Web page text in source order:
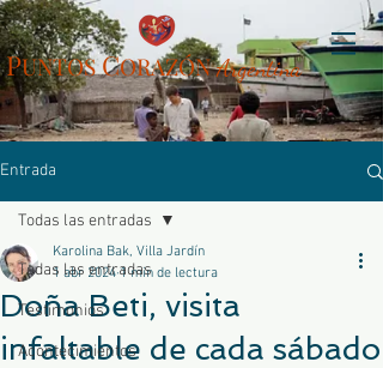
PUNTOSCORAZÓNArgentina
Entrada
Todas las entradas
Testimonios
Acontecimientos
Todas las entradas
Doña Beti, visita
infaltable de cada sábado
Karolina Bak, Villa Jardín
1 abr 2024 1 min de lectura